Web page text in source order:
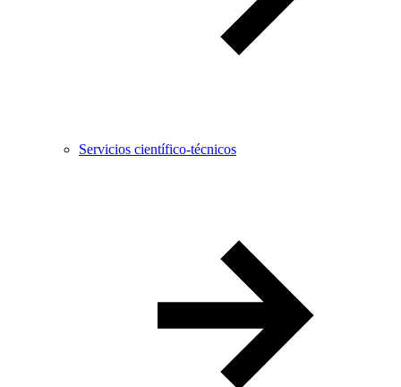
Servicios científico-técnicos